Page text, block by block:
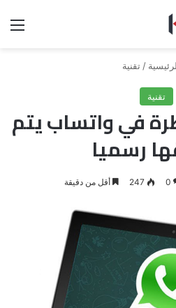
/ تقنية
تقنية
في واتساب يتم
رسميا
0
247 أقل من دقيقة